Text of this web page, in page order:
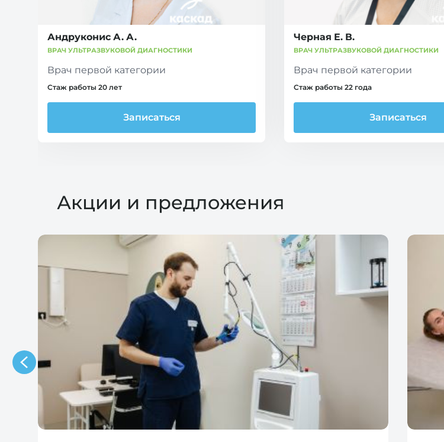
Андруконис А. А.
ВРАЧ УЛЬТРАЗВУКОВОЙ ДИАГНОСТИКИ
Врач первой категории
Стаж работы 20 лет
Записаться
Черная Е. В.
ВРАЧ УЛЬТРАЗВУКОВОЙ ДИАГНОСТИКИ
Врач первой категории
Стаж работы 22 года
Записаться
Акции и предложения